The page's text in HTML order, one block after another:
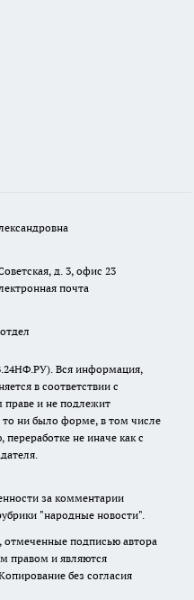
д. 3, офис 23
почта
Вся информация,
в соответствии с
праве и не подлежит
ни было форме, в том числе
не иначе как с
за комментарии
"народные новости".
отмеченные подписью автора
правом и являются
без согласия